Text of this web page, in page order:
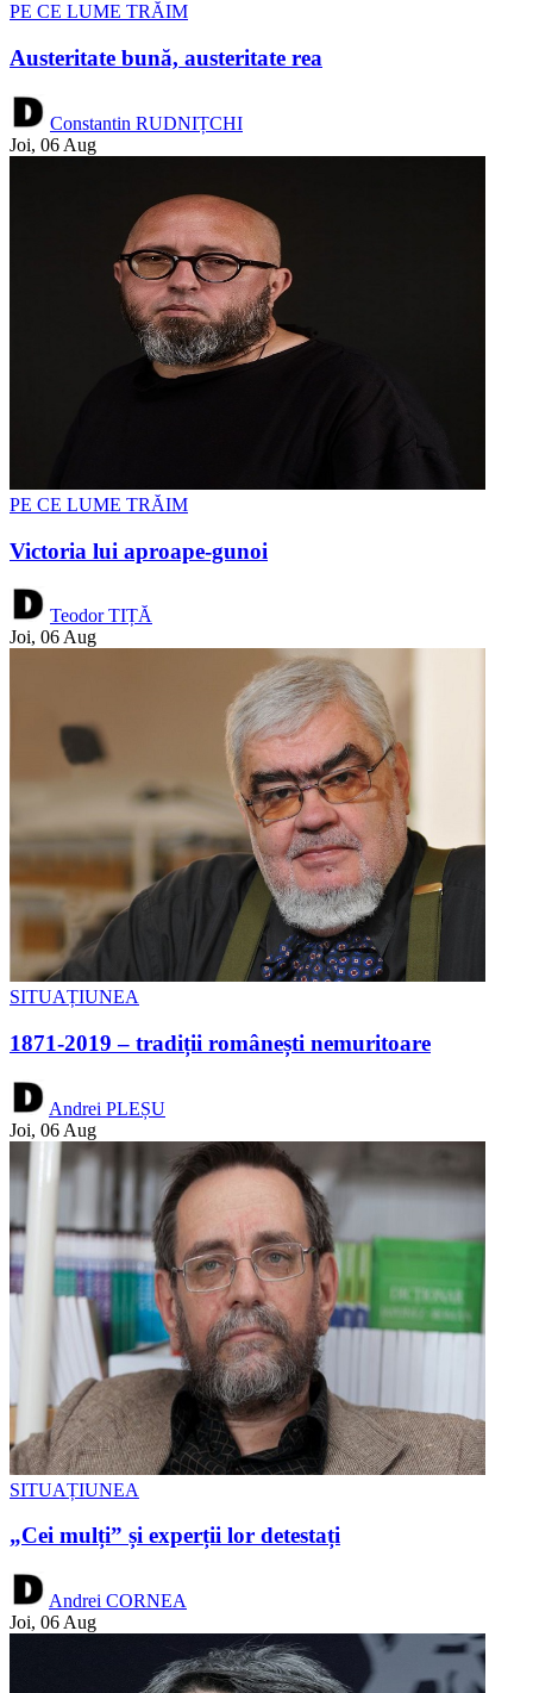
PE CE LUME TRĂIM
Austeritate bună, austeritate rea
Constantin RUDNIȚCHI
Joi, 06 Aug
PE CE LUME TRĂIM
Victoria lui aproape-gunoi
Teodor TIȚĂ
Joi, 06 Aug
SITUAȚIUNEA
1871-2019 – tradiții românești nemuritoare
Andrei PLEȘU
Joi, 06 Aug
SITUAȚIUNEA
„Cei mulți” și experții lor detestați
Andrei CORNEA
Joi, 06 Aug